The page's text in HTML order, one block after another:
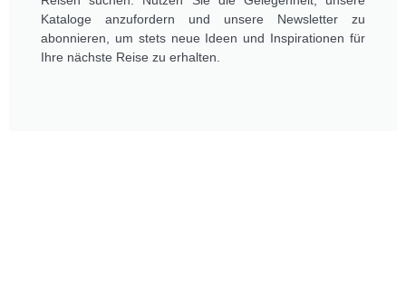
Kataloge anzufordern und unsere Newsletter zu
abonnieren, um stets neue Ideen und Inspirationen für
Ihre nächste Reise zu erhalten.